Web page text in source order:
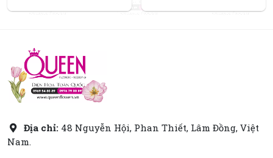
Địa chỉ: 48 Nguyễn Hội, Phan Thiết, Lâm Đồng, Việt
Nam.